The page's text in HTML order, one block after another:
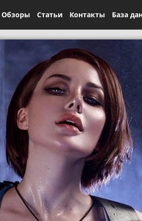
Обзоры Статьи Контакты База